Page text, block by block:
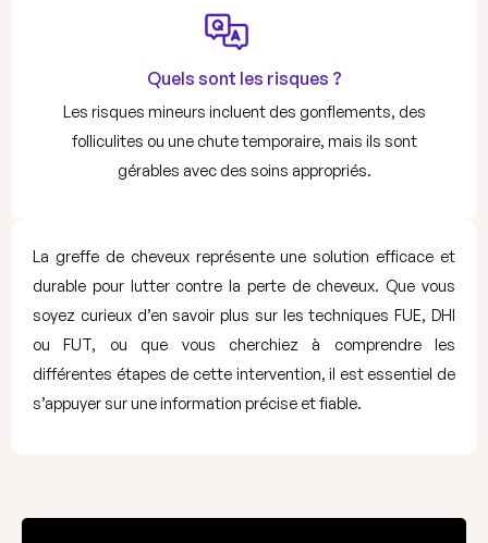
Quels sont les risques ?
Les risques mineurs incluent des gonflements, des
folliculites ou une chute temporaire, mais ils sont
gérables avec des soins appropriés.
La greffe de cheveux représente une solution efficace et
durable pour lutter contre la perte de cheveux. Que vous
soyez curieux d’en savoir plus sur les techniques FUE, DHI
ou FUT, ou que vous cherchiez à comprendre les
différentes étapes de cette intervention, il est essentiel de
s’appuyer sur une information précise et fiable.